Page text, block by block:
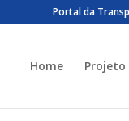
Portal da
Home Projeto